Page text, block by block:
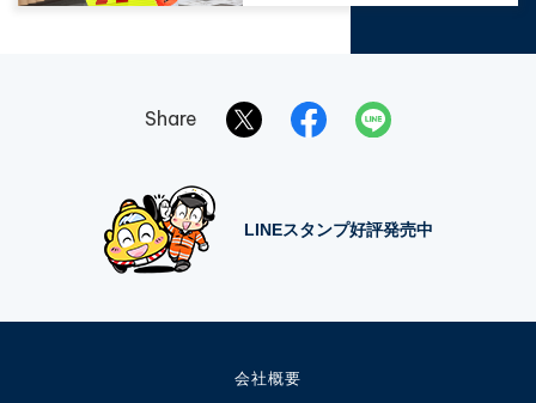
Share
LINEスタンプ好評発売中
会社概要